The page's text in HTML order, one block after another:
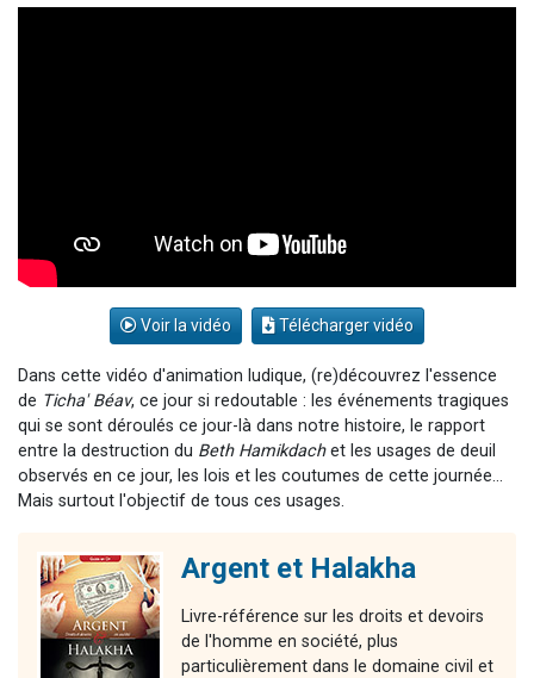
Voir la vidéo Télécharger vidéo
Dans cette vidéo d'animation ludique, (re)découvrez l'essence
de Ticha' Béav, ce jour si redoutable : les événements tragiques
qui se sont déroulés ce jour-là dans notre histoire, le rapport
entre la destruction du Beth Hamikdachet les usages de deuil
observés en ce jour, les lois et les coutumes de cette journée...
Mais surtout l'objectif de tous ces usages.
Argent et Halakha
Livre-référence sur les droits et devoirs
de l'homme en société, plus
particulièrement dans le domaine civil et